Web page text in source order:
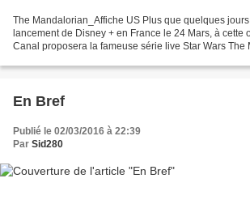
The Mandalorian_Affiche US Plus que quelques
lancement de Disney + en France le 24 Mars, à cette
Canal proposera la fameuse série live Star Wars The
En Bref
Publié le 02/03/2016 à 22:39
Par Sid280